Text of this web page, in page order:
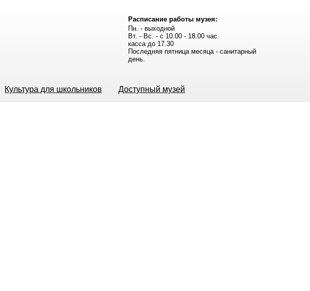
Расписание работы музея:
Пн. - выходной
Вт. - Вс. - с 10.00 - 18.00 час.
касса до 17.30
Последняя пятница месяца - санитарный
день.
Культура для школьников Доступный музей